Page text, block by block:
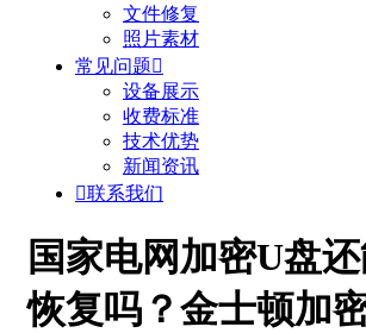
文件修复
照片素材
常见问题
设备展示
收费标准
技术优势
新闻资讯
联系我们
国家电网加密U盘
恢复吗？金士顿加